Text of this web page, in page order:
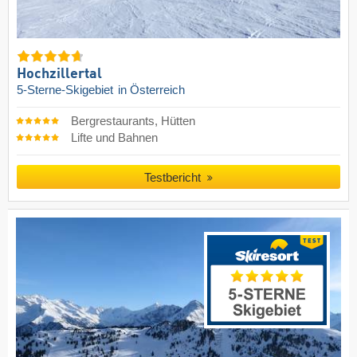
Hochzillertal
5-Sterne-Skigebiet in Österreich
Bergrestaurants, Hütten
Lifte und Bahnen
Testbericht